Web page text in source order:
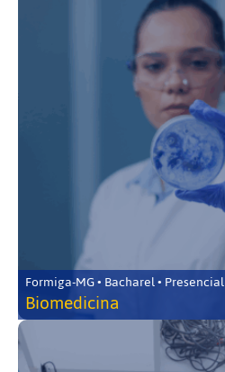
Formiga-MG • Bacharel • Presencial
Biomedicina